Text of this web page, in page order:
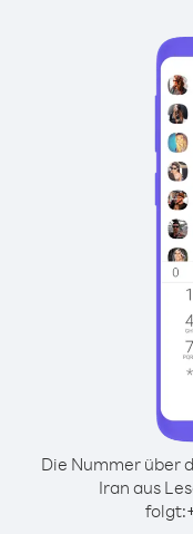
Die Nummer über
Iran aus
folgt: